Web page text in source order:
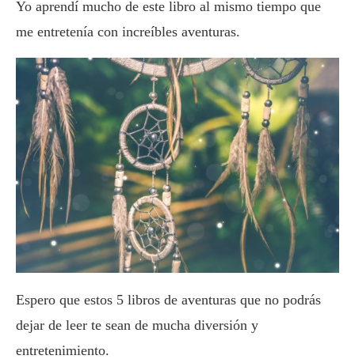
Yo aprendí mucho de este libro al mismo tiempo que
me entretenía con increíbles aventuras.
Espero que estos 5 libros de aventuras que no podrás
dejar de leer te sean de mucha diversión y
entretenimiento.